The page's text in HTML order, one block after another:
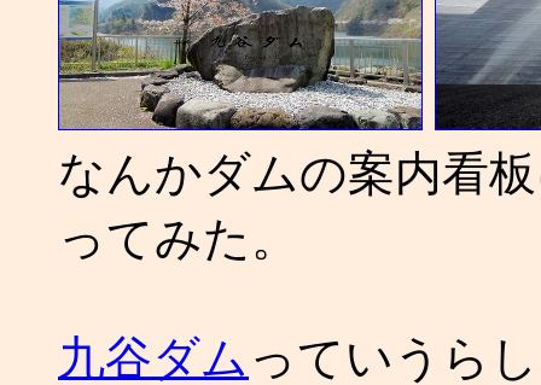
なんかダムの案内看
ってみた。
九谷ダム っていうら